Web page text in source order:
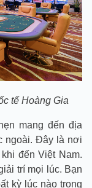
tế Hoàng Gia
mang đến địa
ngoài. Đây là nơi
đến Việt Nam.
trí mọi lúc. Bạn
kỳ lúc nào trong